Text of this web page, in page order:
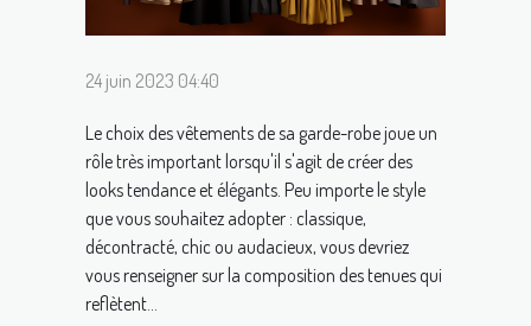
24 juin 2023 04:40
Le choix des vêtements de sa garde-robe joue un
rôle très important lorsqu'il s'agit de créer des
looks tendance et élégants. Peu importe le style
que vous souhaitez adopter : classique,
décontracté, chic ou audacieux, vous devriez
vous renseigner sur la composition des tenues qui
reflètent...